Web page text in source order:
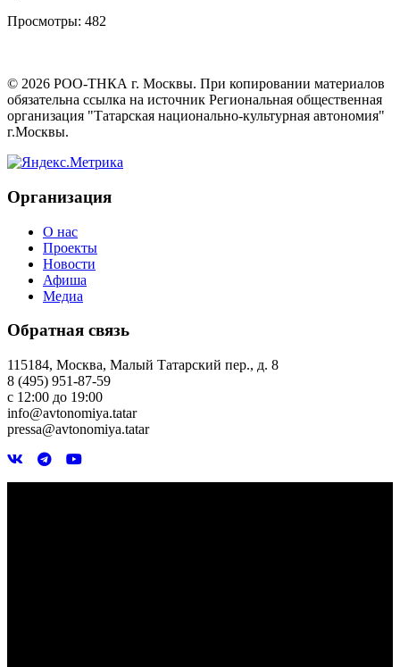
Просмотры: 482
© 2026 РОО-ТНКА г. Москвы. При копировании материалов
обязательна ссылка на источник Региональная общественная
организация "Татарская национально-культурная автономия"
г.Москвы.
Организация
О нас
Проекты
Новости
Афиша
Медиа
Обратная связь
115184, Москва, Малый Татарский пер., д. 8
8 (495) 951-87-59
с 12:00 до 19:00
info@avtonomiya.tatar
pressa@avtonomiya.tatar